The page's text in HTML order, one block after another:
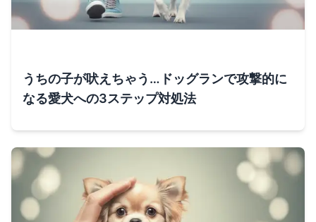
うちの子が吠えちゃう…ドッグランで攻撃的に
なる愛犬への3ステップ対処法